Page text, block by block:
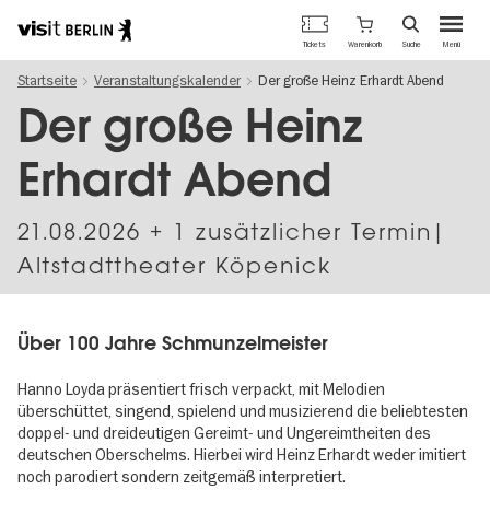
zum
Inhalt
Berlins
offizielles
Tourismusportal
Menü
Tickets Warenkorb Suche
Startseite Veranstaltungskalender Der große Heinz Erhardt Abend
Der große Heinz
Erhardt Abend
21.08.2026 + 1 zusätzlicher Termin|
Altstadttheater Köpenick
Über 100 Jahre Schmunzelmeister
Hanno Loyda präsentiert frisch verpackt, mit Melodien
überschüttet, singend, spielend und musizierend die beliebtesten
doppel- und dreideutigen Gereimt- und Ungereimtheiten des
deutschen Oberschelms. Hierbei wird Heinz Erhardt weder imitiert
noch parodiert sondern zeitgemäß interpretiert.